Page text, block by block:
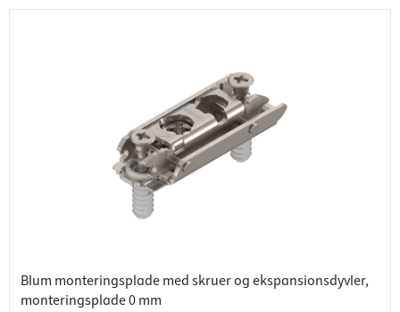
Blum monteringsplade med skruer og ekspansionsdyvler,
monteringsplade 0 mm